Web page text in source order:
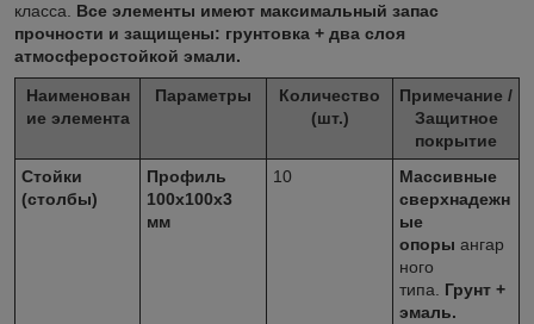
класса. Все элементы имеют максимальный запас
прочности и защищены: грунтовка + два слоя
атмосферостойкой эмали.
Наименован
ие элемента
Параметры
Количество
(шт.)
Примечание /
Защитное
покрытие
Стойки
(столбы)
Профиль
100x100x3
мм
10
Массивные
сверхнадежн
ые
опоры ангар
ного
типа. Грунт +
эмаль.